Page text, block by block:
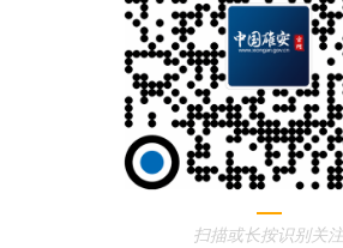
扫描或长按识别关注